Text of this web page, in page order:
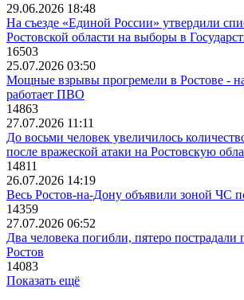
29.06.2026 18:48
На съезде «Единой России» утвердили
Ростовской области на выборы в
16503
25.07.2026 03:50
Мощные взрывы прогремели в Ростове -
работает ПВО
14863
27.07.2026 11:11
До восьми человек увеличилось
после вражеской атаки на Ростовскую
14811
26.07.2026 14:19
Весь Ростов-на-Дону объявили зоной ЧС
14359
27.07.2026 06:52
Два человека погибли, пятеро
Ростов
14083
Показать ещё